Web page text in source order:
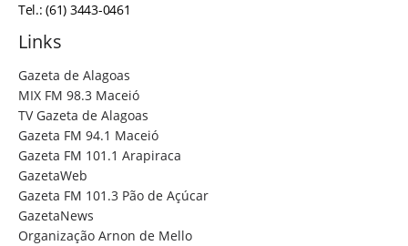
Tel.: (61) 3443-0461
Links
Gazeta de Alagoas
MIX FM 98.3 Maceió
TV Gazeta de Alagoas
Gazeta FM 94.1 Maceió
Gazeta FM 101.1 Arapiraca
GazetaWeb
Gazeta FM 101.3 Pão de Açúcar
GazetaNews
Organização Arnon de Mello